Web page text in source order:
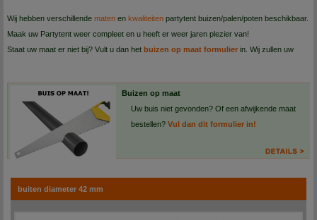
Wij hebben verschillende maten en kwaliteiten partytent buizen/palen/poten beschikbaar.
Maak uw Partytent weer compleet en u heeft er weer jaren plezier van!
Staat uw maat er niet bij? Vult u dan het buizen op maat formulier in. Wij zullen uw
Alle losse partytent-onderdelen worden na ontvangst van betaling binnen 1-2 werkdagen
bij u afgeleverd.
Buizen op maat
Uw buis niet gevonden? Of een afwijkende maat
bestellen?Vul dan dit formulier in!
buiten diameter 42 mm